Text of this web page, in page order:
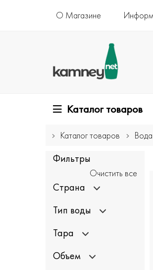
О Магазине
Каталог товаров
Каталог товаров Вода
Фильтры
Очистить все
Страна
Тип воды
Тара
Объем